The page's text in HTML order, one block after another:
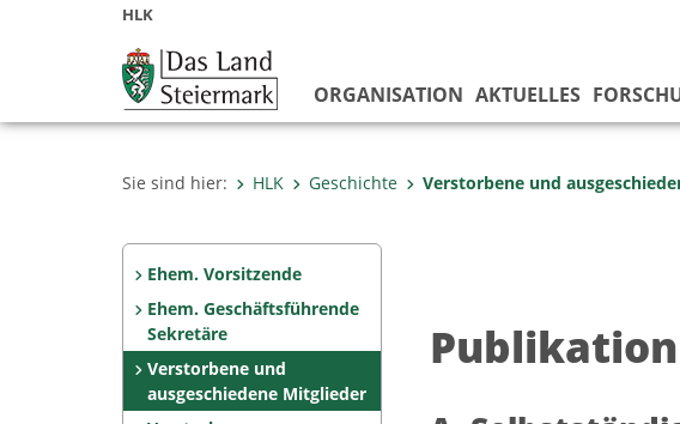
HLK
ORGANISATION AKTUELLES
Sie sind hier: HLK Geschichte Verstorbene und
Ehem. Vorsitzende
Ehem. Geschäftsführende
Sekretäre
Verstorbene und
ausgeschiedene Mitglieder